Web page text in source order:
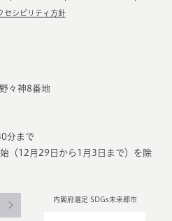
セシビリティ方針
々神8番地
分まで
（12月29日から1月3日まで）を除
内閣府選定 SDGs未来都市